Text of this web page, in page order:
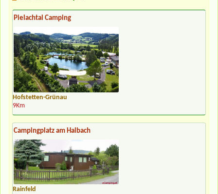
Pielachtal Camping
Hofstetten-Grünau
9Km
Campingplatz am Halbach
Rainfeld